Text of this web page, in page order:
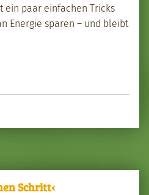
ein paar ein­fachen Tricks
Energie sparen – und bleibt
Schritt‹